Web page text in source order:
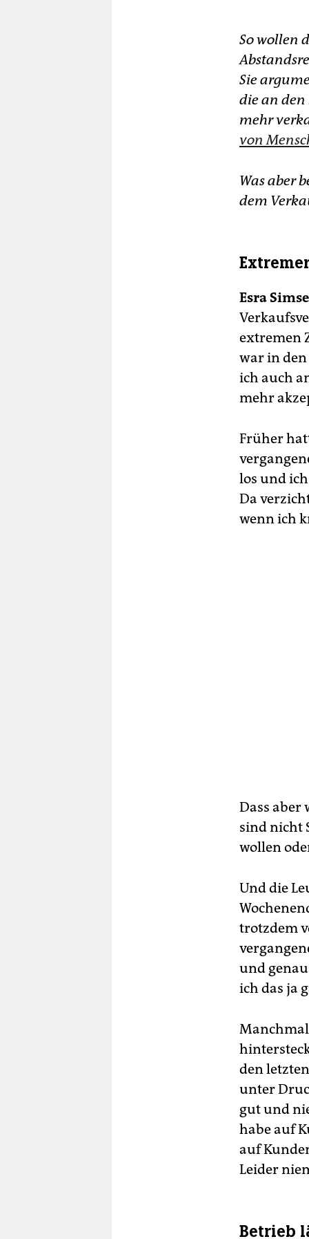
So wollen
Sie
die an
mehr
von
Was aber
dem
Esra
extremen
war in
ich auch
mehr
Früher
los und
Da
wenn ich
Dass aber
sind nicht
wollen
Und die
trotzdem
und
ich das ja
den
unter
gut und
habe auf
auf
Leider
Betrieb